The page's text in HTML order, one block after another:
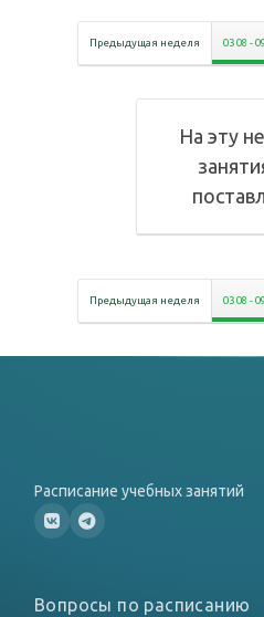
Предыдущая неделя 03 08 -
На эту
Предыдущая неделя 03 08 -
Расписание учебных занятий
Вопросы по расписанию